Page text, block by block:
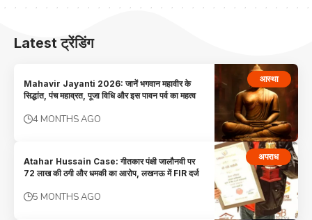
Latest ट्रेंडिंग
आस्था
Mahavir Jayanti 2026: जानें भगवान महावीर के
सिद्धांत, पंच महाव्रत, पूजा विधि और इस पावन पर्व का महत्व
4 MONTHS AGO
अपराध
Atahar Hussain Case: गीतकार पंक्षी जालौनवी पर
72 लाख की ठगी और धमकी का आरोप, लखनऊ में FIR दर्ज
5 MONTHS AGO